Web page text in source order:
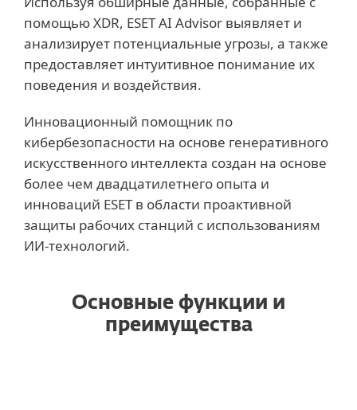
помощью XDR, ESET AI Advisor выявляет и
анализирует потенциальные угрозы, а также
предоставляет интуитивное понимание их
поведения и воздействия.
Инновационный помощник по
кибербезопасности на основе генеративного
искусственного интеллекта создан на основе
более чем двадцатилетнего опыта и
инноваций ESET в области проактивной
защиты рабочих станций с использованиям
ИИ-технологий.
Основные функции и
преимущества